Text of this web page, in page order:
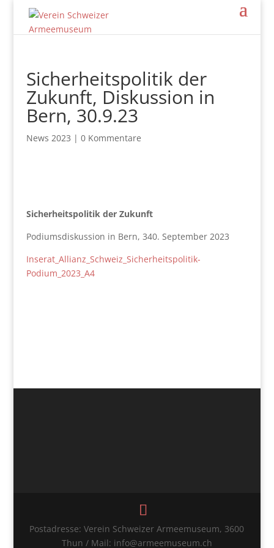
Sicherheitspolitik der
Zukunft, Diskussion in
Bern, 30.9.23
News 2023 | 0 Kommentare
Sicherheitspolitik der Zukunft
Podiumsdiskussion in Bern, 340. September 2023
Inserat_Allianz_Schweiz_Sicherheitspolitik-
Podium_2023_A4
Postadresse: Verein Schweizer Armeemuseum, 3600
Thun / Mail: info@armeemuseum.ch